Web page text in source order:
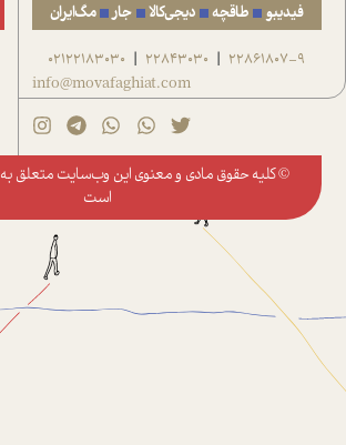
فیدیبو طاقچه دیجی‌کالا جار مگ‌ایران
22861807-9
|
22843030
|
02122183030
info@movafaghiat.com
© کلیه حقوق مادی و معنوی این وب‌سایت متعلق به
است